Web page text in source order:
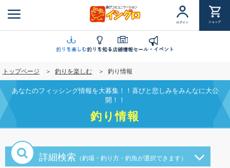
ン
に
移
動
ログイン ショップ
釣りを楽しむ釣りを知る店舗情報セール・イベント
トップページ 釣りを楽しむ 釣り情報
あなたのフィッシング情報を大募集！！喜びと悲しみをみんなに大公
開！！
釣り情報
詳細検索 （釣場・釣り方・釣魚が選択できます）